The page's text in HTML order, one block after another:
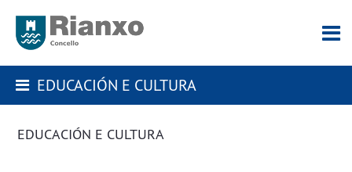
EDUCACIÓN E CULTURA
EDUCACIÓN E CULTURA